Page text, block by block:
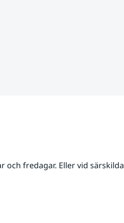
och fredagar. Eller vid särskilda